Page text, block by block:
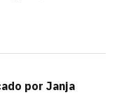
por Janja